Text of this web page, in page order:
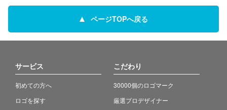
ページTOPへ戻る
サービス
初めての方へ
ロゴを探す
こだわり
30000個のロゴマーク
厳選プロデザイナー